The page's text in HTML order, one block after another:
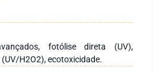
de onda de 254 nm, inserida
da solução. O planejamento
para avaliar as variáveis tempo e
cetoprofeno. Para o teste
os ensaios frente à Artemias
fotólise direta (UV),
H2O2), ecotoxicidade.